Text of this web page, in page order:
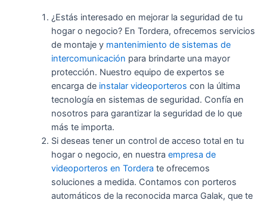
¿Estás interesado en mejorar la seguridad de tu
hogar o negocio? En Tordera, ofrecemos servicios
de montaje y mantenimiento de sistemas de
intercomunicación para brindarte una mayor
protección. Nuestro equipo de expertos se
encarga deinstalar videoporteros con la última
tecnología en sistemas de seguridad. Confía en
nosotros para garantizar la seguridad de lo que
más te importa.
Si deseas tener un control de acceso total en tu
hogar o negocio, en nuestra empresa de
videoporteros en Tordera te ofrecemos
soluciones a medida. Contamos con porteros
automáticos de la reconocida marca Galak, que te